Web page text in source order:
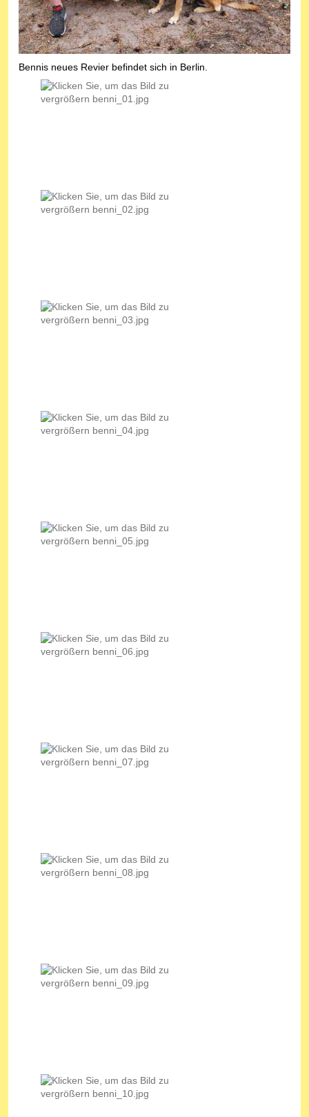
Bennis neues Revier befindet sich in Berlin.